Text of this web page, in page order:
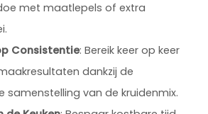
met maatlepels of extra
Consistentie: Bereik keer op keer
dankzij de
samenstelling van de kruidenmix.